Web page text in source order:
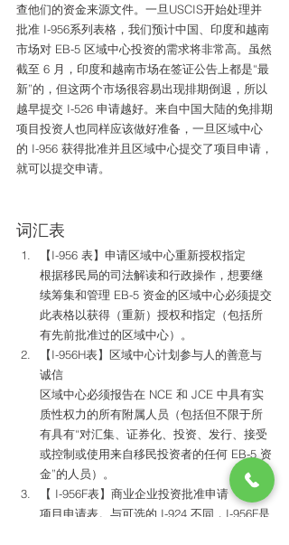
查他们的资金来源文件。一旦USCIS开始处理并
批准 I-956系列表格，我们预计中国、印度和越南
市场对 EB-5 区域中心投资的需求将非常高。虽然
截至 6 月，印度和越南市场在签证公告上都是“最
新”的，但这两个市场很容易出现排期倒退，所以
越早提交 I-526 申请越好。来自中国大陆的免排期
项目投资人也同样应该做好准备，一旦区域中心
的 I-956 获得批准并且区域中心提交了项目申请，
就可以提交申请。
词汇表
【I-956 表】申请区域中心重新授权指定
根据移民局的司法解读和行政操作，想要继
续筹集和管理 EB-5 资金的区域中心必须提交
此表格以获得（重新）授权和指定（包括所
有先前批准过的区域中心）。
【I-956H表】区域中心计划参与人的善意与
诚信
区域中心必须报告在 NCE 和 JCE 中具有实
质性权力的所有附属人员（包括但不限于所
有具有“对汇集、证券化、投资、发行、接受
或控制或使用来自移民投资者的任何 EB-5 资
金”的人员）。
【 I-956F表】商业企业投资批准申请
项目申请表。与可选的 I-924 不同，I-956F是